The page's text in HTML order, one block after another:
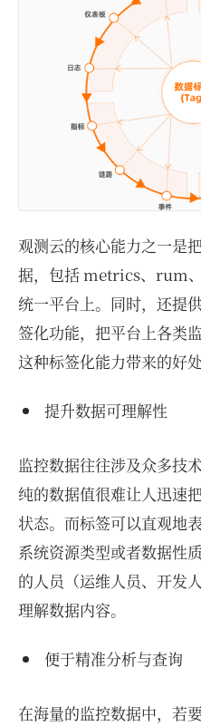
观测云的核心能力之一是
据，包括 metrics、rum
统一平台上。同时，还提
签化功能，把平台上各类
这种标签化能力带来的好
提升数据可理解性
监控数据往往涉及众多技
纯的数据值很难让人迅速
状态。而标签可以直观地
系统资源类型或者数据性
的人员（运维人员、开发
理解数据内容。
便于精准分析与查询
在海量的监控数据中，若